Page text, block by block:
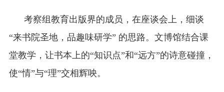
考察组教育出版界的成员，在座谈会上，细谈
“来书院圣地，品趣味研学” 的思路。文博馆结合课
堂教学，让书本上的“知识点”和“远方”的诗意碰撞，
使“情”与“理”交相辉咉。